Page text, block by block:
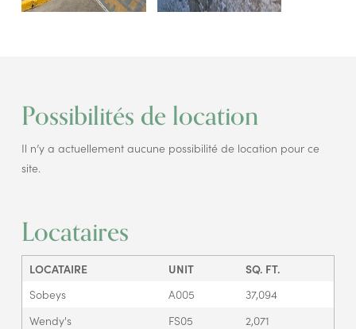
Possibilités de location
Il n’y a actuellement aucune possibilité de location pour ce
site.
Locataires
LOCATAIRE UNIT
SQ. FT.
Sobeys
A005
37,094
Wendy's
FS05 2,071